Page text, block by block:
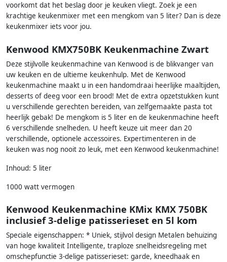
voorkomt dat het beslag door je keuken vliegt. Zoek je een
krachtige keukenmixer met een mengkom van 5 liter? Dan is deze
keukenmixer iets voor jou.
Kenwood KMX750BK Keukenmachine Zwart
Deze stijlvolle keukenmachine van Kenwood is de blikvanger van
uw keuken en de ultieme keukenhulp. Met de Kenwood
keukenmachine maakt u in een handomdraai heerlijke maaltijden,
desserts of deeg voor een brood! Met de extra opzetstukken kunt
u verschillende gerechten bereiden, van zelfgemaakte pasta tot
heerlijk gebak! De mengkom is 5 liter en de keukenmachine heeft
6 verschillende snelheden. U heeft keuze uit meer dan 20
verschillende, optionele accessoires. Expertimenteren in de
keuken was nog nooit zo leuk, met een Kenwood keukenmachine!
Inhoud: 5 liter
1000 watt vermogen
Kenwood Keukenmachine KMix KMX 750BK
inclusief 3-delige patisserieset en 5l kom
Speciale eigenschappen: * Uniek, stijlvol design Metalen behuizing
van hoge kwaliteit Intelligente, traploze snelheidsregeling met
omschepfunctie 3-delige patisserieset: garde, kneedhaak en